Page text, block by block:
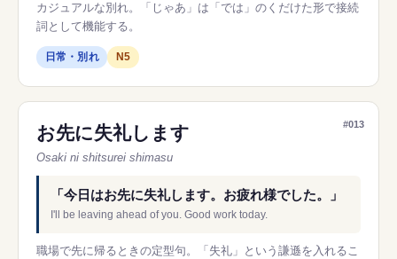
カジュアルな別れ。「じゃあ」は「では」のくだけた形で接続
詞として機能する。
日常・別れ N5
#013
お先に失礼します
Osaki ni shitsurei shimasu
「今日はお先に失礼します。お疲れ様でした。」
I'll be leaving ahead of you. Good work today.
職場で先に帰るときの定型句。「失礼」という謙遜を入れるこ